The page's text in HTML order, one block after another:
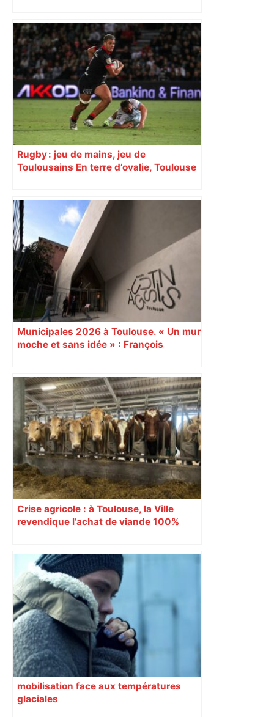
Rugby : jeu de mains, jeu de
Toulousains En terre d’ovalie, Toulouse
revendiquant surtout son art du jeu en
mouvement, vif et spectaculaire.
Décryptage. Série (4 / 10)
Municipales 2026 à Toulouse. « Un mur
moche et sans idée » : François
Augustins
Crise agricole : à Toulouse, la Ville
revendique l’achat de viande 100%
mobilisation face aux températures
glaciales